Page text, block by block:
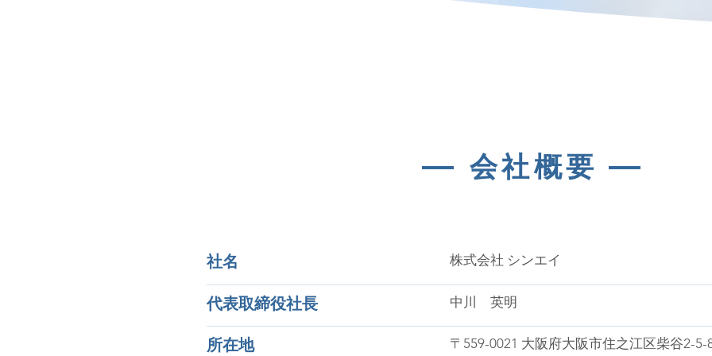
― 会社概要―
社名 株式会社 シンエイ
代表取締役社長 中川 英明
所在地 〒559-0021 大阪府大阪市住之江区柴谷2-5-